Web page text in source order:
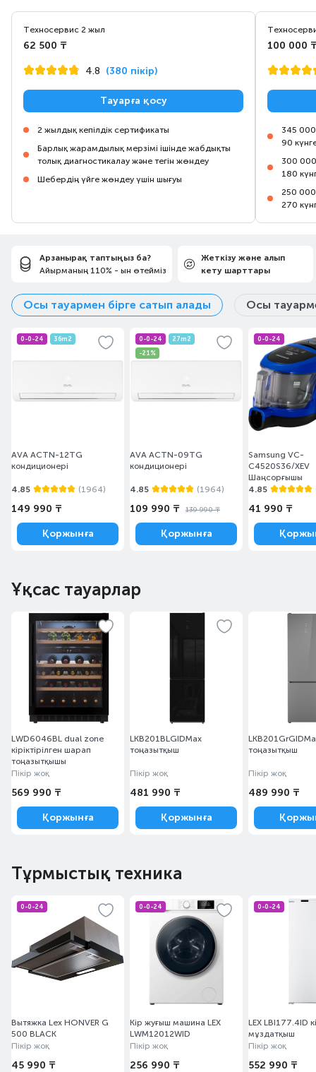
Техносервис 2 жыл
62 500 ₸
4.8 (380 пікір)
Тауарға қосу
2 жылдық кепілдік сертификаты
Барлық жарамдылық мерзімі ішінде жабдықты
толық диагностикалау және тегін жөндеу
Шебердің үйге жөндеу үшін шығуы
100 000
345 000
90
300 000
180
250 000
270
Арзанырақ таптыңыз ба?
Айырманың 110% - ын өтейміз
Жеткізу және алып
кету шарттары
Осы тауармен бірге сатып алады Осы
0-0-24 36m2
AVA ACTN-12TG
кондиционері
4.85 (1964)
149 990 ₸
Қоржынға
0-0-24
27m2
-21%
AVA ACTN-09TG
кондиционері
4.85 (1964)
109 990 ₸ 139 990 ₸
Қоржынға
0-0-24
Samsung VC-
C4520S36/XEV
Шаңсорғышы
4.85
41 990 ₸
Ұқсас тауарлар
LWD6046BL dual zone
кіріктірілген шарап
тоңазытқышы
Пікір жоқ
569 990 ₸
Қоржынға
LKB201BLGIDMax
тоңазытқыш
Пікір жоқ
481 990 ₸
Қоржынға
тоңазытқыш
Пікір жоқ
489 990 ₸
Тұрмыстық техника
0-0-24
Вытяжка Lex HONVER G
500 BLACK
Пікір жоқ
45 990 ₸
0-0-24
Кір жуғыш машина LEX
LWM12012WID
Пікір жоқ
256 990 ₸
0-0-24
LEX LBI177.4ID
мұздатқыш
Пікір жоқ
552 990 ₸